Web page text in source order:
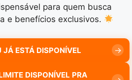
para quem busca
e benefícios exclusivos.
JÁ ESTÁ DISPONÍVEL
DISPONÍVEL PRA